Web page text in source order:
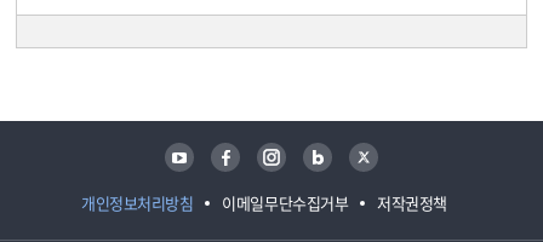
개인정보처리방침 이메일무단수집거부 저작권정책
유튜브 페이스북 인스타그램 블로그 트위터